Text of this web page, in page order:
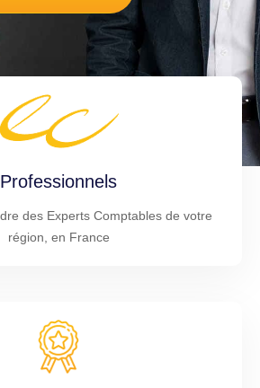
Professionnels
des Experts Comptables de votre
région, en France